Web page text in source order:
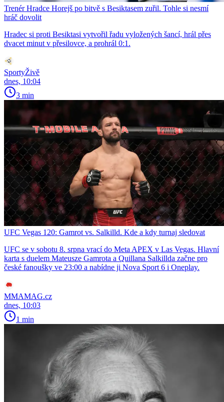
Trenér Hradce Horejš po bitvě s Besiktasem zuřil. Tohle si nesmí
hráč dovolit
Hradec si proti Besiktasi vytvořil řadu vyložených šancí, hrál přes
dvacet minut v přesilovce, a prohrál 0:1.
SportyŽivě
dnes, 10:04
3 min
UFC Vegas 120: Gamrot vs. Salkilld. Kde a kdy turnaj sledovat
UFC se v sobotu 8. srpna vrací do Meta APEX v Las Vegas. Hlavní
karta s duelem Mateusze Gamrota a Quillana Salkillda začne pro
české fanoušky ve 23:00 a nabídne ji Nova Sport 6 i Oneplay.
MMAMAG.cz
dnes, 10:03
1 min